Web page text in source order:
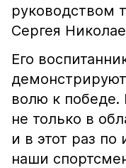
руководством
Сергея
Его
волю к
не только в
и в этот раз по
наши